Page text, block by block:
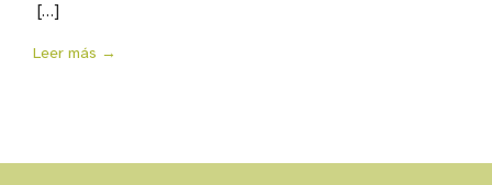
[…]
Leer más →